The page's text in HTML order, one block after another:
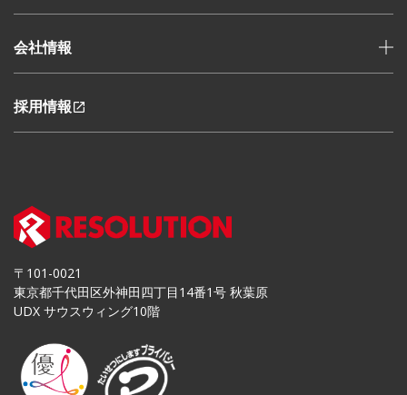
求職・転職支援
専属コーディネーターに相談する
お仕事の流れ
お役立ちコンテンツ(メカ二ッ求)
学校関係者/保護者の皆様へ
自動車整備士インタビュー
活躍する女性整備士
コーディネーター実績報告
よくある質問(お仕事をお探しの方)
登録・応募はこちら
採用企業の方へ
活用事例
お問い合わせ(法人)
会社情報
社長挨拶
会社概要
お知らせ
メディア掲載情報
スタッフブログ
採用情報
〒101-0021
東京都千代田区外神田四丁目14番1号 秋葉原
UDX サウスウィング10階